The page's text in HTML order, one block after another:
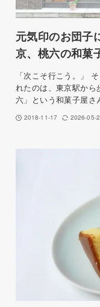
元気印のお団子
京、桃六の和菓
「次こそ行こう。」
れたのは、東京駅か
六」という和菓子屋
2018-11-17 2026-05-